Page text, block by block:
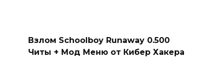
Взлом Schoolboy Runaway 0.500
Читы + Мод Меню от Кибер Хакера